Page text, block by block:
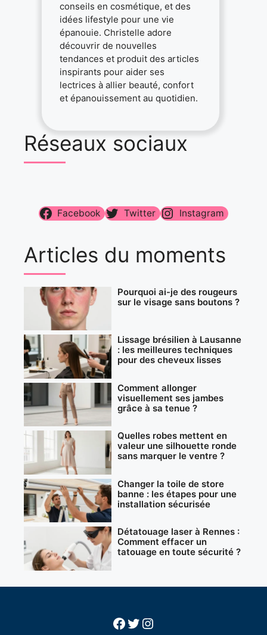
conseils en cosmétique, et des
idées lifestyle pour une vie
épanouie. Christelle adore
découvrir de nouvelles
tendances et produit des articles
inspirants pour aider ses
lectrices à allier beauté, confort
et épanouissement au quotidien.
Réseaux sociaux
Facebook Twitter Instagram
Articles du moments
Pourquoi ai-je des rougeurs
sur le visage sans boutons ?
Lissage brésilien à Lausanne
: les meilleures techniques
pour des cheveux lisses
Comment allonger
visuellement ses jambes
grâce à sa tenue ?
Quelles robes mettent en
valeur une silhouette ronde
sans marquer le ventre ?
Changer la toile de store
banne : les étapes pour une
installation sécurisée
Détatouage laser à Rennes :
Comment effacer un
tatouage en toute sécurité ?
Facebook
Twitter
Instagram